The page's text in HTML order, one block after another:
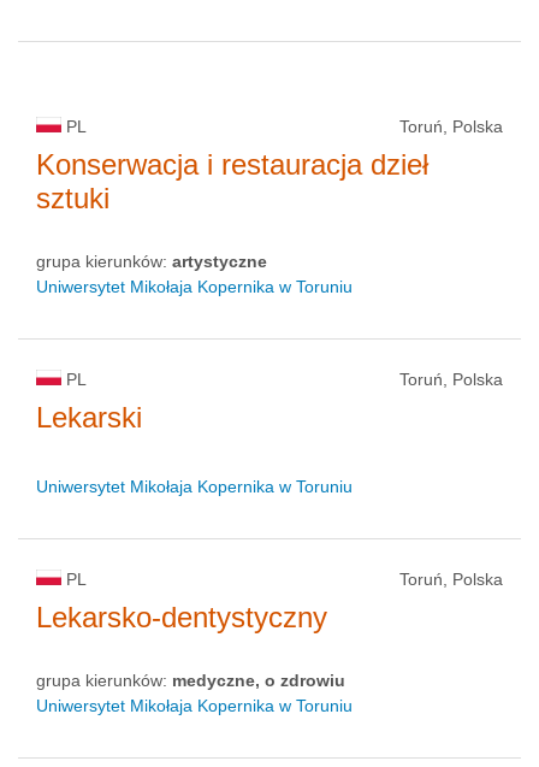
PL Toruń, Polska
Konserwacja i restauracja dzieł
sztuki
grupa kierunków: artystyczne
Uniwersytet Mikołaja Kopernika w Toruniu
PL Toruń, Polska
Lekarski
Uniwersytet Mikołaja Kopernika w Toruniu
PL Toruń, Polska
Lekarsko-dentystyczny
grupa kierunków: medyczne, o zdrowiu
Uniwersytet Mikołaja Kopernika w Toruniu